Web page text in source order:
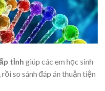
tỉnh giúp các em học sinh
so sánh đáp án thuận tiện